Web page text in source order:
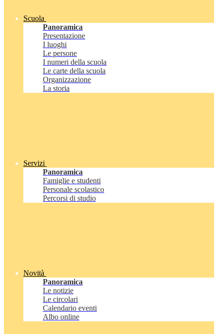
Scuola
Panoramica
Presentazione
I luoghi
Le persone
I numeri della scuola
Le carte della scuola
Organizzazione
La storia
Servizi
Panoramica
Famiglie e studenti
Personale scolastico
Percorsi di studio
Novità
Panoramica
Le notizie
Le circolari
Calendario eventi
Albo online